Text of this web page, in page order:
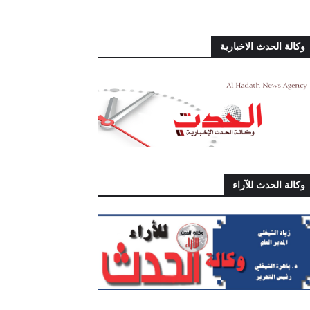
وكالة الحدث الاخبارية
وكالة الحدث للآراء